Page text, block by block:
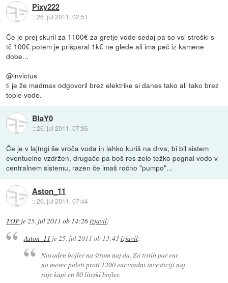
Pixy222
::26. jul 2011, 02:51
Če je prej skuril za 1100€ za gretje vode sedaj pa so vsi stroški s
tč 100€ potem je prišparal 1k€ ne glede ali ima peč iz kamene
dobe...
@invictus
ti je že madmax odgovoril brez elektrike si danes tako ali tako brez
tople vode.
BlaY0
::26. jul 2011, 07:36
Če je v lajtngi še vroča voda in lahko kuriš na drva, bi bil sistem
eventuelno vzdržen, drugače pa boš res zelo težko pognal vodo v
centralnem sistemu, razen če imaš ročno "pumpo"...
Aston_11
::26. jul 2011, 07:44
TOP je25. jul 2011 ob 14:26izjavil:
Aston_11 je25. jul 2011 ob 13:43izjavil:
Navaden bojler na štrom naj da. Za tistih par eur
na mesec poleti proti 1200 eur vredni investiciji naj
raje kupi en 80 litrski bojler.